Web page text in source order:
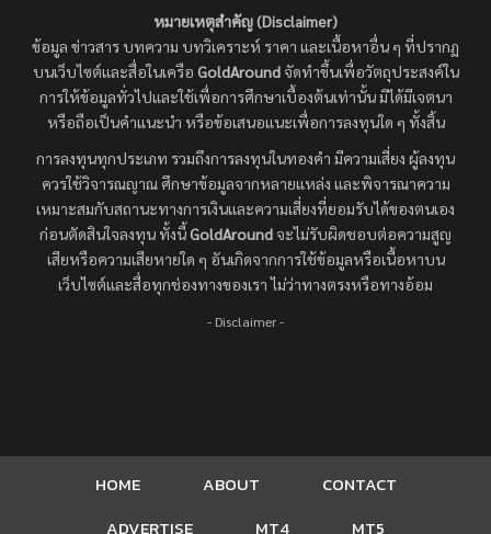
หมายเหตุสำคัญ (Disclaimer)
ข้อมูล ข่าวสาร บทความ บทวิเคราะห์ ราคา และเนื้อหาอื่น ๆ ที่ปรากฏ
บนเว็บไซต์และสื่อในเครือ GoldAroundจัดทำขึ้นเพื่อวัตถุประสงค์ใน
การให้ข้อมูลทั่วไปและใช้เพื่อการศึกษาเบื้องต้นเท่านั้น มิได้มีเจตนา
หรือถือเป็นคำแนะนำ หรือข้อเสนอแนะเพื่อการลงทุนใด ๆ ทั้งสิ้น
การลงทุนทุกประเภท รวมถึงการลงทุนในทองคำ มีความเสี่ยง ผู้ลงทุน
ควรใช้วิจารณญาณ ศึกษาข้อมูลจากหลายแหล่ง และพิจารณาความ
เหมาะสมกับสถานะทางการเงินและความเสี่ยงที่ยอมรับได้ของตนเอง
ก่อนตัดสินใจลงทุน ทั้งนี้GoldAround จะไม่รับผิดชอบต่อความสูญ
เสียหรือความเสียหายใด ๆ อันเกิดจากการใช้ข้อมูลหรือเนื้อหาบน
เว็บไซต์และสื่อทุกช่องทางของเรา ไม่ว่าทางตรงหรือทางอ้อม
- Disclaimer -
HOME ABOUT
CONTACT
ADVERTISE
MT4 MT5